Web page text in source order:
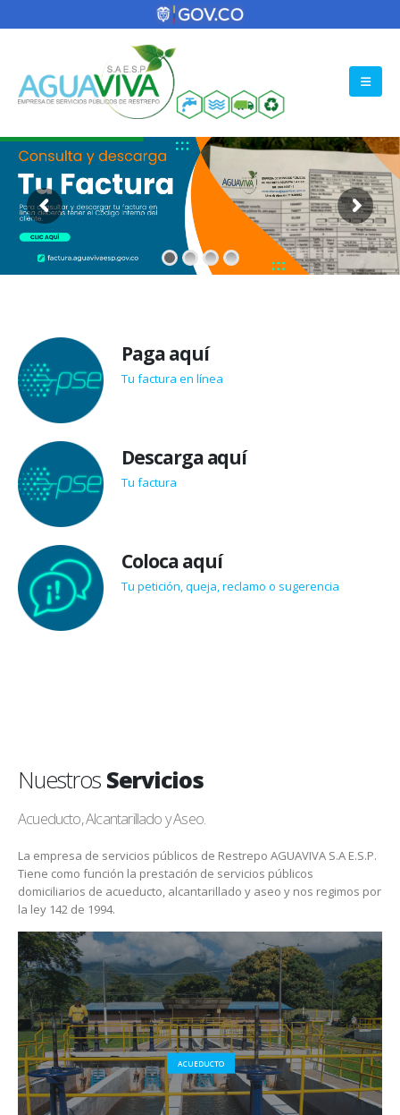
Paga aquí
Tu factura en línea
Descarga aquí
Tu factura
Coloca aquí
Tu petición, queja, reclamo o sugerencia
Nuestros Servicios
Acueducto, Alcantarillado y Aseo.
La empresa de servicios públicos de Restrepo AGUAVIVA S.A E.S.P.
Tiene como función la prestación de servicios públicos
domiciliarios de acueducto, alcantarillado y aseo y nos regimos por
la ley 142 de 1994.
ACUEDUCTO